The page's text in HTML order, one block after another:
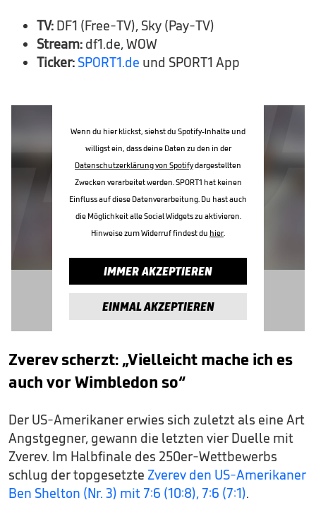
TV: DF1 (Free-TV), Sky (Pay-TV)
Stream: df1.de, WOW
Ticker: SPORT1.de und SPORT1 App
Wenn du hier klickst, siehst du Spotify-Inhalte und
willigst ein, dass deine Daten zu den in der
Datenschutzerklärung von Spotifydargestellten
Zwecken verarbeitet werden. SPORT1 hat keinen
Einfluss auf diese Datenverarbeitung. Du hast auch
die Möglichkeit alle Social Widgets zu aktivieren.
Hinweise zum Widerruf findest du hier.
IMMER AKZEPTIEREN
EINMAL AKZEPTIEREN
Zverev scherzt: „Vielleicht mache ich es
auch vor Wimbledon so“
Der US-Amerikaner erwies sich zuletzt als eine Art
Angstgegner, gewann die letzten vier Duelle mit
Zverev. Im Halbfinale des 250er-Wettbewerbs
schlug der topgesetzte Zverev den US-Amerikaner
Ben Shelton (Nr. 3) mit 7:6 (10:8), 7:6 (7:1).